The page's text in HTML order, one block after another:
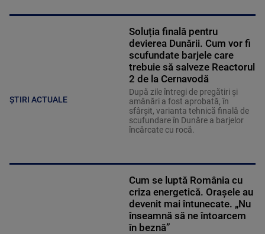
ȘTIRI ACTUALE
Soluția finală pentru
devierea Dunării. Cum vor fi
scufundate barjele care
trebuie să salveze Reactorul
2 de la Cernavodă
După zile întregi de pregătiri și
amânări a fost aprobată, în
sfârșit, varianta tehnică finală de
scufundare în Dunăre a barjelor
încărcate cu rocă.
Cum se luptă România cu
criza energetică. Orașele au
devenit mai întunecate. „Nu
înseamnă să ne întoarcem
în beznă”